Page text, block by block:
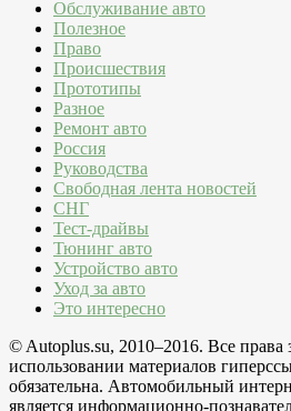
Обслуживание авто
Полезное
Право
Происшествия
Прототипы
Разное
Ремонт авто
Россия
Руководства
Свободная лента новостей
СНГ
Тест-драйвы
Тюнинг авто
Устройство авто
Уход за авто
Это интересно
© Autoplus.su, 2010–2016. Все
использовании материалов
обязательна. Автомобильный
является информационно-